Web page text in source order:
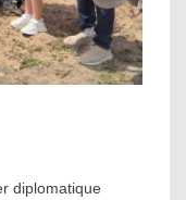
diplomatique